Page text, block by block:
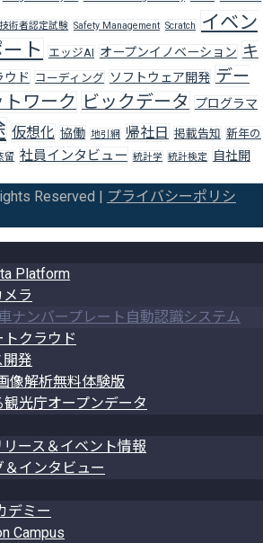
術者認定試験 Safety Management Scratch
イベン
ト エッジAI オープンイノベーション キ
ウド コーディング ソフトウェア開発 デー
トワーク ビックデータ プログラマ
仮想化 協働 地引網 帰社日 掲載告知 新年の
留 社員インタビュー 統計学 統計検定
自社開
Reserved |
プライバシーポリシ
Platform
ラ
ナンバープレート自動認識システム
トクラウド
発
像解析無料体験版
光庁オープンデータ
ース＆イベント情報
インタビュー
デミー
Campus